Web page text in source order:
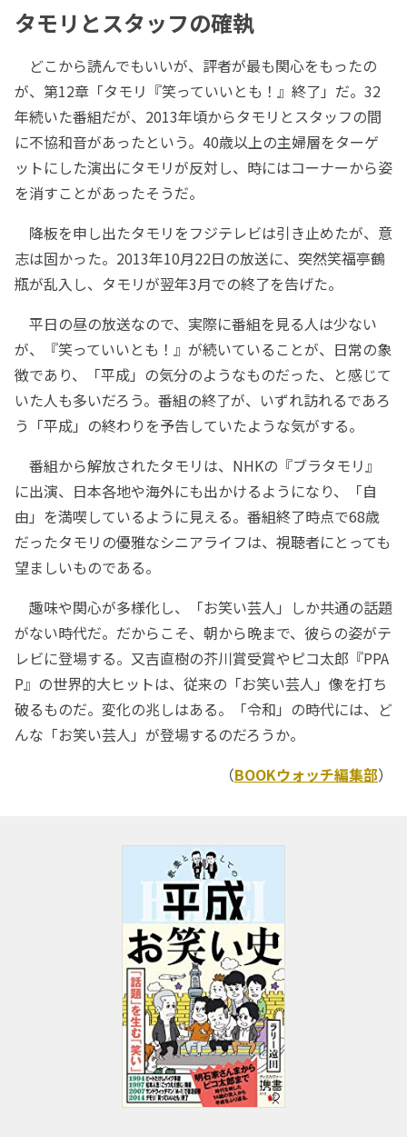
タモリとスタッフの確執
どこから読んでもいいが、評者が最も関心をもったの
が、第12章「タモリ『笑っていいとも！』終了」だ。32
年続いた番組だが、2013年頃からタモリとスタッフの間
に不協和音があったという。40歳以上の主婦層をターゲ
ットにした演出にタモリが反対し、時にはコーナーから姿
を消すことがあったそうだ。
降板を申し出たタモリをフジテレビは引き止めたが、意
志は固かった。2013年10月22日の放送に、突然笑福亭鶴
瓶が乱入し、タモリが翌年3月での終了を告げた。
平日の昼の放送なので、実際に番組を見る人は少ない
が、『笑っていいとも！』が続いていることが、日常の象
徴であり、「平成」の気分のようなものだった、と感じて
いた人も多いだろう。番組の終了が、いずれ訪れるであろ
う「平成」の終わりを予告していたような気がする。
番組から解放されたタモリは、NHKの『ブラタモリ』
に出演、日本各地や海外にも出かけるようになり、「自
由」を満喫しているように見える。番組終了時点で68歳
だったタモリの優雅なシニアライフは、視聴者にとっても
望ましいものである。
趣味や関心が多様化し、「お笑い芸人」しか共通の話題
がない時代だ。だからこそ、朝から晩まで、彼らの姿がテ
レビに登場する。又吉直樹の芥川賞受賞やピコ太郎『PPA
P』の世界的大ヒットは、従来の「お笑い芸人」像を打ち
破るものだ。変化の兆しはある。「令和」の時代には、ど
んな「お笑い芸人」が登場するのだろうか。
（BOOKウォッチ編集部）